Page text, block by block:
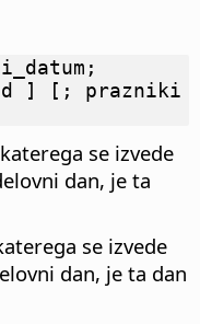
] [; prazniki
se izvede
dan, je ta
se izvede
dan, je ta dan